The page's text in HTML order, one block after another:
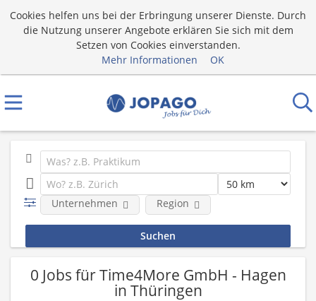
Cookies helfen uns bei der Erbringung unserer Dienste. Durch
die Nutzung unserer Angebote erklären Sie sich mit dem
Setzen von Cookies einverstanden.
Mehr Informationen
OK
Unternehmen Region
0 Jobs für Time4More GmbH - Hagen
in Thüringen